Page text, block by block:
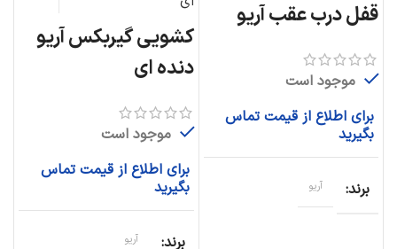
قفل درب عقب آریو
موجود است
برای اطلاع از قیمت تماس
بگیرید
برند آریو
کشویی گیربکس آریو
دنده ای
موجود است
برای اطلاع از قیمت تماس
بگیرید
برند آریو